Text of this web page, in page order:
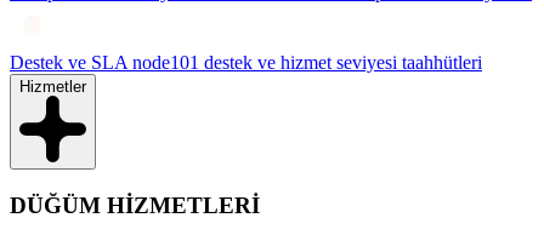
Destek ve SLA node101 destek ve hizmet seviyesi taahhütleri
Hizmetler
DÜĞÜM HİZMETLERİ